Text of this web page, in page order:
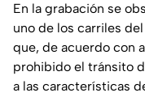
En la grabación se
uno de los carriles
que, de acuerdo con
prohibido el tránsito
a las características